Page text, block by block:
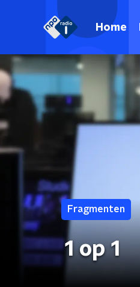
Home
Fragmenten
1 op 1